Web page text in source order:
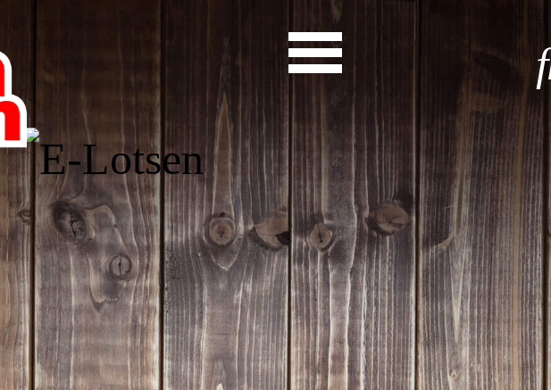
Start
Entdecke dein
News
Veranstaltungen
Rückblicke
Newsletter
Die LandesEhrenamtsagentur
Publikationen
Ansprechpartner
Ehrenamt hat viele
Finde dein